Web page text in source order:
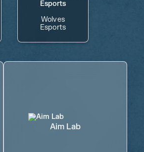
Wolves
Esports
Aim Lab